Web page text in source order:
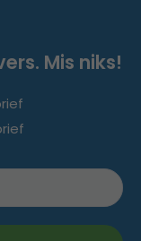
Mis niks!